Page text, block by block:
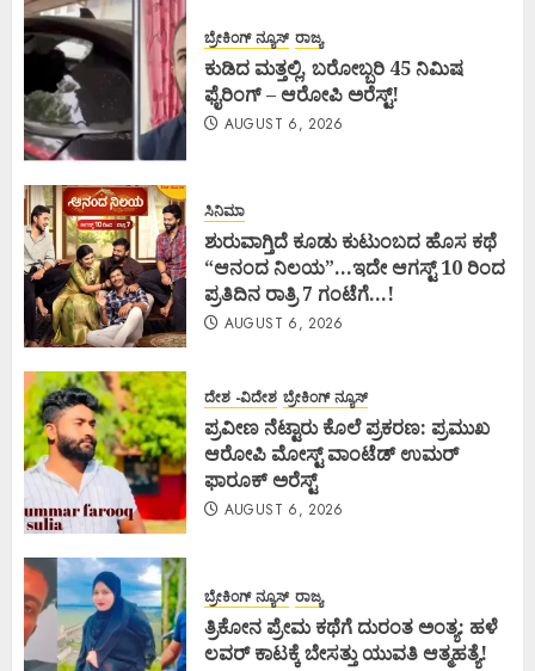
ಬ್ರೇಕಿಂಗ್ ನ್ಯೂಸ್ ರಾಜ್ಯ
ಕುಡಿದ ಮತ್ತಲ್ಲಿ, ಬರೋಬ್ಬರಿ 45 ನಿಮಿಷ
ಫೈರಿಂಗ್ – ಆರೋಪಿ ಅರೆಸ್ಟ್!
AUGUST 6, 2026
ಸಿನಿಮಾ
ಶುರುವಾಗ್ತಿದೆ ಕೂಡು ಕುಟುಂಬದ ಹೊಸ ಕಥೆ
“ಆನಂದ ನಿಲಯ”…ಇದೇ ಆಗಸ್ಟ್ 10 ರಿಂದ
ಪ್ರತಿದಿನ ರಾತ್ರಿ 7 ಗಂಟೆಗೆ…!
AUGUST 6, 2026
ದೇಶ -ವಿದೇಶ ಬ್ರೇಕಿಂಗ್ ನ್ಯೂಸ್
ಪ್ರವೀಣ ನೆಟ್ಟಾರು ಕೊಲೆ ಪ್ರಕರಣ: ಪ್ರಮುಖ
ಆರೋಪಿ ಮೋಸ್ಟ್ ವಾಂಟೆಡ್ ಉಮರ್
ಫಾರೂಕ್ ಅರೆಸ್ಟ್
AUGUST 6, 2026
ಬ್ರೇಕಿಂಗ್ ನ್ಯೂಸ್ ರಾಜ್ಯ
ತ್ರಿಕೋನ ಪ್ರೇಮ ಕಥೆಗೆ ದುರಂತ ಅಂತ್ಯ: ಹಳೆ
ಲವರ್ ಕಾಟಕ್ಕೆ ಬೇಸತ್ತು ಯುವತಿ ಆತ್ಮಹತ್ಯೆ!